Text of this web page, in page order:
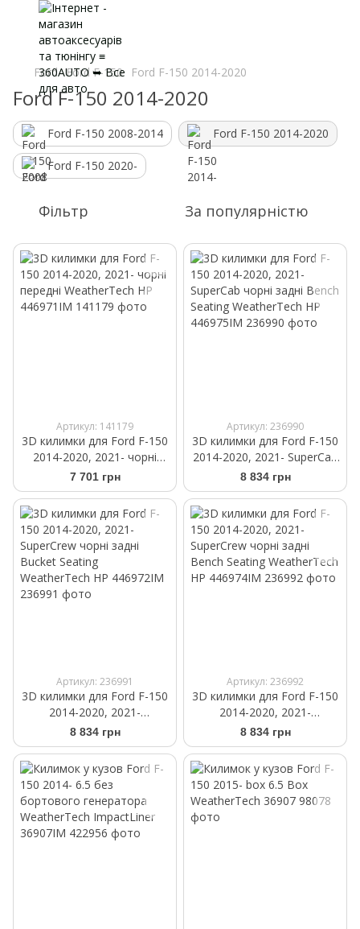
Ford Ford F-150 Ford F-150 2014-2020
Ford F-150 2014-2020
Ford F-150 2008-2014 Ford F-150 2014-2020
Ford F-150 2020-
Фільтр За популярністю
Артикул: 141179
3D килимки для Ford F-150
2014-2020, 2021- чорні
передні WeatherTech HP
446971IM
7 701 грн
Артикул: 236990
3D килимки для Ford F-150
2014-2020, 2021- SuperCab
чорні задні Bench Seating
WeatherTech HP 446975IM
8 834 грн
Артикул: 236991
3D килимки для Ford F-150
2014-2020, 2021-
SuperCrew чорні задні
Bucket Seating
WeatherTech HP 446972IM
8 834 грн
Артикул: 236992
3D килимки для Ford F-150
2014-2020, 2021-
SuperCrew чорні задні
Bench Seating WeatherTech
8 834 грн